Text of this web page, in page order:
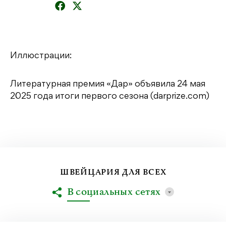
Иллюстрации:
Литературная премия «Дар» объявила 24 мая
2025 года итоги первого сезона (darprize.com)
ШВЕЙЦАРИЯ ДЛЯ ВСЕХ
В социальных сетях